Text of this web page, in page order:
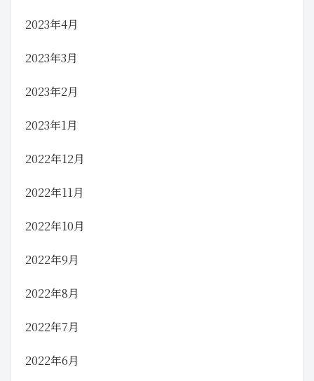
2023年4月
2023年3月
2023年2月
2023年1月
2022年12月
2022年11月
2022年10月
2022年9月
2022年8月
2022年7月
2022年6月